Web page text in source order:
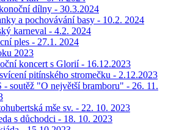
dílny - 30.3.2024
a pochovávání basy - 10.2. 2024
karneval - 4.2. 2024
ples - 27.1. 2024
2023
koncert s Glorií - 16.12.2023
pitínského stromečku - 2.12.2023
- soutěž "O největší bramboru" - 26. 11.
mše sv. - 22. 10. 2023
s důchodci - 18. 10. 2023